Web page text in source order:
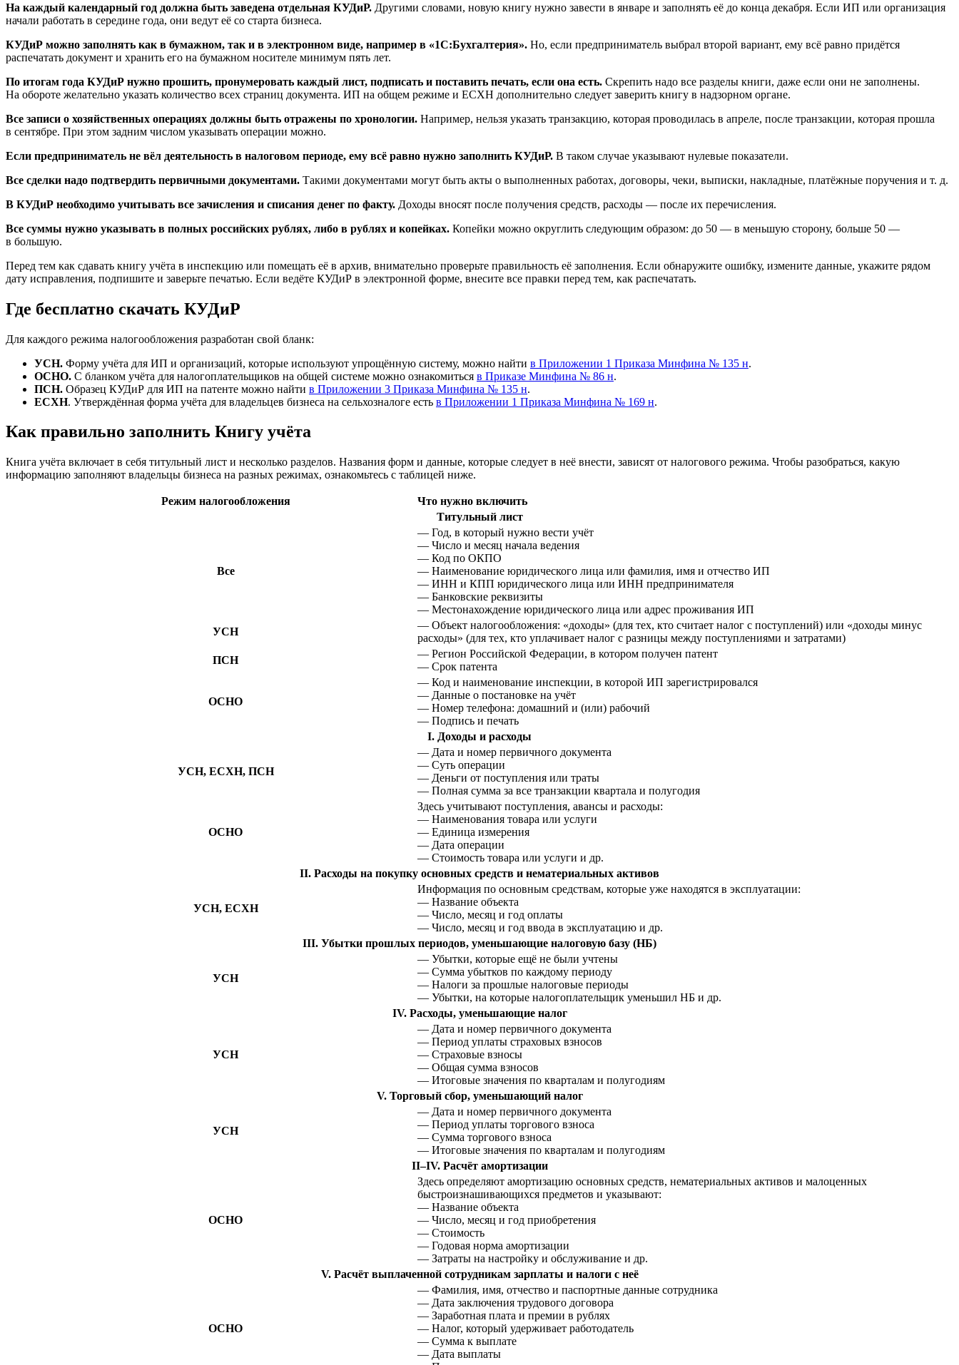
На каждый календарный год должна быть заведена отдельная КУДиР. Другими словами, новую книгу нужно завести в январе и заполнять её до конца декабря. Если ИП или организация
начали работать в середине года, они ведут её со старта бизнеса.
КУДиР можно заполнять как в бумажном, так и в электронном виде, например в «1С:Бухгалтерия». Но, если предприниматель выбрал второй вариант, ему всё равно придётся
распечатать документ и хранить его на бумажном носителе минимум пять лет.
По итогам года КУДиР нужно прошить, пронумеровать каждый лист, подписать и поставить печать, если она есть. Скрепить надо все разделы книги, даже если они не заполнены.
На обороте желательно указать количество всех страниц документа. ИП на общем режиме и ЕСХН дополнительно следует заверить книгу в надзорном органе.
Все записи о хозяйственных операциях должны быть отражены по хронологии. Например, нельзя указать транзакцию, которая проводилась в апреле, после транзакции, которая прошла
в сентябре. При этом задним числом указывать операции можно.
Если предприниматель не вёл деятельность в налоговом периоде, ему всё равно нужно заполнить КУДиР. В таком случае указывают нулевые показатели.
Все сделки надо подтвердить первичными документами. Такими документами могут быть акты о выполненных работах, договоры, чеки, выписки, накладные, платёжные поручения и т. д.
В КУДиР необходимо учитывать все зачисления и списания денег по факту. Доходы вносят после получения средств, расходы — после их перечисления.
Все суммы нужно указывать в полных российских рублях, либо в рублях и копейках. Копейки можно округлить следующим образом: до 50 — в меньшую сторону, больше 50 —
в большую.
Перед тем как сдавать книгу учёта в инспекцию или помещать её в архив, внимательно проверьте правильность её заполнения. Если обнаружите ошибку, измените данные, укажите рядом
дату исправления, подпишите и заверьте печатью. Если ведёте КУДиР в электронной форме, внесите все правки перед тем, как распечатать.
Где бесплатно скачать КУДиР
Для каждого режима налогообложения разработан свой бланк:
УСН. Форму учёта для ИП и организаций, которые используют упрощённую систему, можно найти в Приложении 1 Приказа Минфина № 135 н.
ОСНО. С бланком учёта для налогоплательщиков на общей системе можно ознакомиться в Приказе Минфина № 86 н.
ПСН. Образец КУДиР для ИП на патенте можно найти в Приложении 3 Приказа Минфина № 135 н.
ЕСХН. Утверждённая форма учёта для владельцев бизнеса на сельхозналоге есть в Приложении 1 Приказа Минфина № 169 н.
Как правильно заполнить Книгу учёта
Книга учёта включает в себя титульный лист и несколько разделов. Названия форм и данные, которые следует в неё внести, зависят от налогового режима. Чтобы разобраться, какую
информацию заполняют владельцы бизнеса на разных режимах, ознакомьтесь с таблицей ниже.
Режим налогообложения
Что нужно включить
Титульный лист
Все
— Год, в который нужно вести учёт
— Число и месяц начала ведения
— Код по ОКПО
— Наименование юридического лица или фамилия, имя и отчество ИП
— ИНН и КПП юридического лица или ИНН предпринимателя
— Банковские реквизиты
— Местонахождение юридического лица или адрес проживания ИП
УСН
— Объект налогообложения: «доходы» (для тех, кто считает налог с поступлений) или «доходы минус
расходы» (для тех, кто уплачивает налог с разницы между поступлениями и затратами)
ПСН
— Регион Российской Федерации, в котором получен патент
— Срок патента
ОСНО
— Код и наименование инспекции, в которой ИП зарегистрировался
— Данные о постановке на учёт
— Номер телефона: домашний и (или) рабочий
— Подпись и печать
I. Доходы и расходы
УСН, ЕСХН, ПСН
— Дата и номер первичного документа
— Суть операции
— Деньги от поступления или траты
— Полная сумма за все транзакции квартала и полугодия
ОСНО
Здесь учитывают поступления, авансы и расходы:
— Наименования товара или услуги
— Единица измерения
— Дата операции
— Стоимость товара или услуги и др.
II. Расходы на покупку основных средств и нематериальных активов
УСН, ЕСХН
Информация по основным средствам, которые уже находятся в эксплуатации:
— Название объекта
— Число, месяц и год оплаты
— Число, месяц и год ввода в эксплуатацию и др.
III. Убытки прошлых периодов, уменьшающие налоговую базу (НБ)
УСН
— Убытки, которые ещё не были учтены
— Сумма убытков по каждому периоду
— Налоги за прошлые налоговые периоды
— Убытки, на которые налогоплательщик уменьшил НБ и др.
IV. Расходы, уменьшающие налог
УСН
— Дата и номер первичного документа
— Период уплаты страховых взносов
— Страховые взносы
— Общая сумма взносов
— Итоговые значения по кварталам и полугодиям
V. Торговый сбор, уменьшающий налог
УСН
— Дата и номер первичного документа
— Период уплаты торгового взноса
— Сумма торгового взноса
— Итоговые значения по кварталам и полугодиям
II–IV. Расчёт амортизации
ОСНО
Здесь определяют амортизацию основных средств, нематериальных активов и малоценных
быстроизнашивающихся предметов и указывают:
— Название объекта
— Число, месяц и год приобретения
— Стоимость
— Годовая норма амортизации
— Затраты на настройку и обслуживание и др.
V. Расчёт выплаченной сотрудникам зарплаты и налоги с неё
ОСНО
— Фамилия, имя, отчество и паспортные данные сотрудника
— Дата заключения трудового договора
— Заработная плата и премии в рублях
— Налог, который удерживает работодатель
— Сумма к выплате
— Дата выплаты